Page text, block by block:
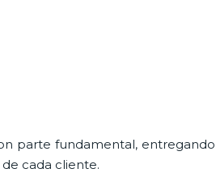
parte fundamental, entregando
cada cliente.